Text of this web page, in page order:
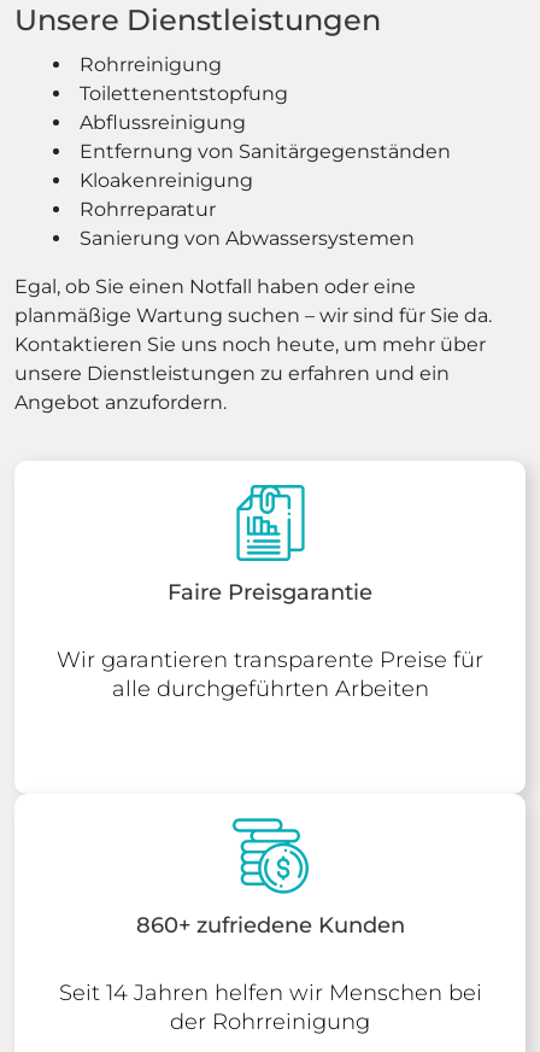
Unsere Dienstleistungen
Rohrreinigung
Toilettenentstopfung
Abflussreinigung
Entfernung von Sanitärgegenständen
Kloakenreinigung
Rohrreparatur
Sanierung von Abwassersystemen
Egal, ob Sie einen Notfall haben oder eine
planmäßige Wartung suchen – wir sind für Sie da.
Kontaktieren Sie uns noch heute, um mehr über
unsere Dienstleistungen zu erfahren und ein
Angebot anzufordern.
Faire Preisgarantie
Wir garantieren transparente Preise für
alle durchgeführten Arbeiten
860+ zufriedene Kunden
Seit 14 Jahren helfen wir Menschen bei
der Rohrreinigung